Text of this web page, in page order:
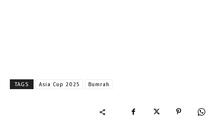
TAGS Asia Cup 2025 Bumrah